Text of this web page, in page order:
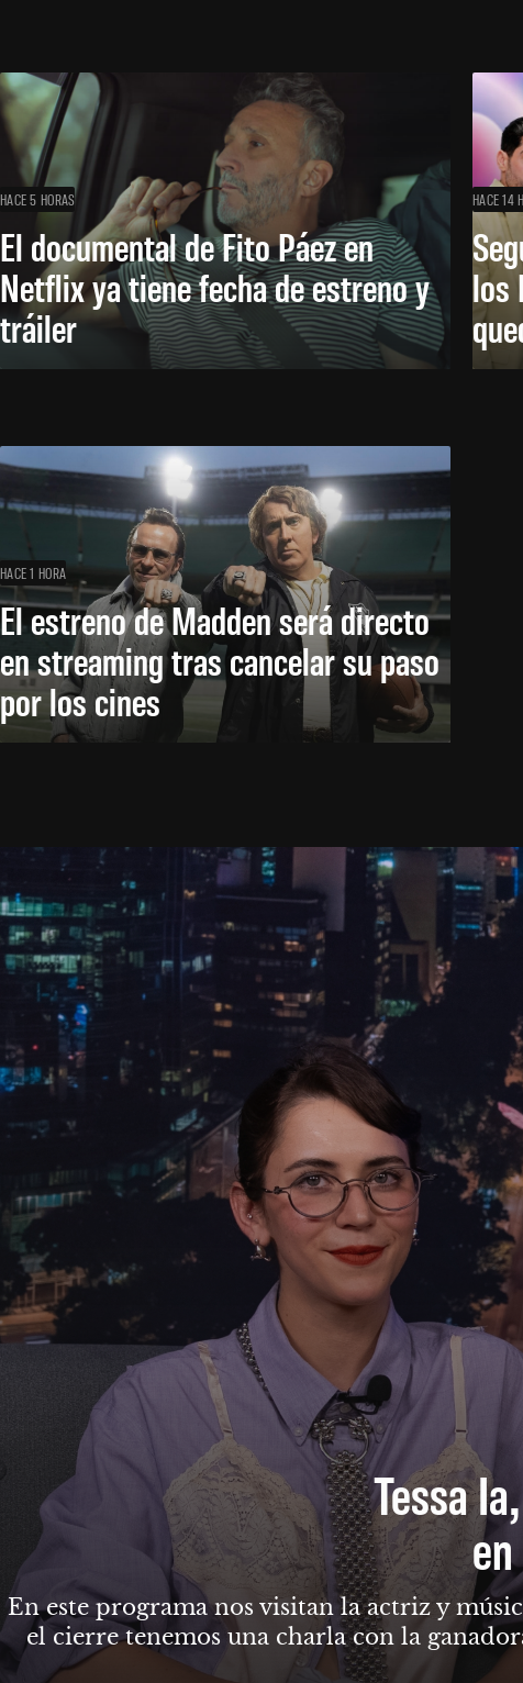
HACE 5 HORAS
El documental de Fito Páez en
Netflix ya tiene fecha de estreno y
tráiler
HACE 14
los
HACE 1 HORA
El estreno de Madden será directo
en streaming tras cancelar su paso
por los cines
Tessa
En este programa nos visitan la actriz y
el cierre tenemos una charla con la